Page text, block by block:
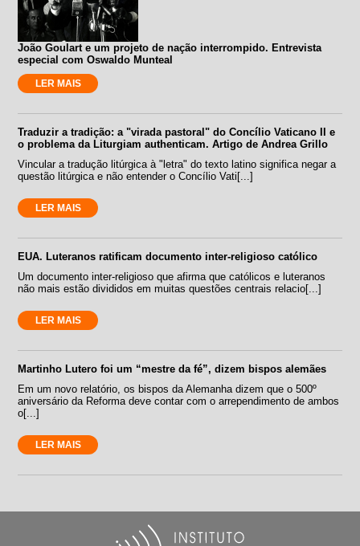
João Goulart e um projeto de nação interrompido. Entrevista
especial com Oswaldo Munteal
LER MAIS
Traduzir a tradição: a "virada pastoral" do Concílio Vaticano II e
o problema da Liturgiam authenticam. Artigo de Andrea Grillo
Vincular a tradução litúrgica à "letra" do texto latino significa negar a
questão litúrgica e não entender o Concílio Vati[...]
LER MAIS
EUA. Luteranos ratificam documento inter-religioso católico
Um documento inter-religioso que afirma que católicos e luteranos
não mais estão divididos em muitas questões centrais relacio[...]
LER MAIS
Martinho Lutero foi um “mestre da fé”, dizem bispos alemães
Em um novo relatório, os bispos da Alemanha dizem que o 500º
aniversário da Reforma deve contar com o arrependimento de ambos
o[...]
LER MAIS